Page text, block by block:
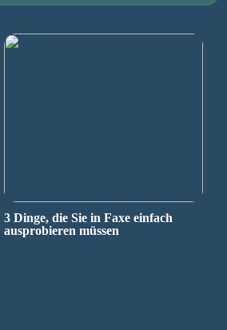
3 Dinge, die Sie in Faxe einfach
ausprobieren müssen